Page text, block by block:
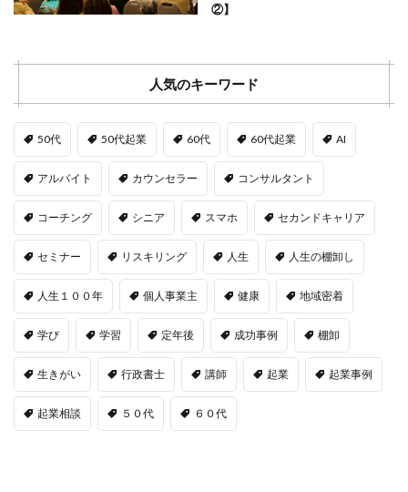
②】
人気のキーワード
50代 50代起業 60代 60代起業 AI
アルバイト カウンセラー コンサルタント
コーチング シニア スマホ セカンドキャリア
セミナー リスキリング 人生 人生の棚卸し
人生１００年 個人事業主 健康 地域密着
学び 学習 定年後 成功事例 棚卸
生きがい 行政書士 講師 起業 起業事例
起業相談 ５０代 ６０代